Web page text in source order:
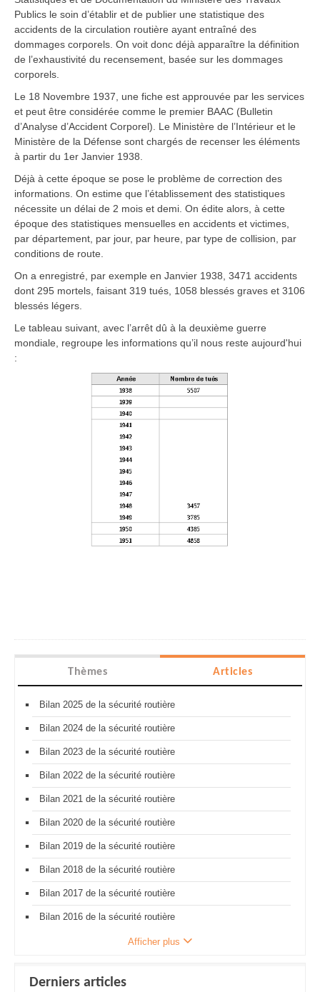
Publics le soin d’établir et de publier une statistique des
accidents de la circulation routière ayant entraîné des
dommages corporels. On voit donc déjà apparaître la définition
de l’exhaustivité du recensement, basée sur les dommages
corporels.
Le 18 Novembre 1937, une fiche est approuvée par les services
et peut être considérée comme le premier BAAC (Bulletin
d’Analyse d’Accident Corporel). Le Ministère de l’Intérieur et le
Ministère de la Défense sont chargés de recenser les éléments
à partir du 1er Janvier 1938.
Déjà à cette époque se pose le problème de correction des
informations. On estime que l’établissement des statistiques
nécessite un délai de 2 mois et demi. On édite alors, à cette
époque des statistiques mensuelles en accidents et victimes,
par département, par jour, par heure, par type de collision, par
conditions de route.
On a enregistré, par exemple en Janvier 1938, 3471 accidents
dont 295 mortels, faisant 319 tués, 1058 blessés graves et 3106
blessés légers.
Le tableau suivant, avec l’arrêt dû à la deuxième guerre
mondiale, regroupe les informations qu’il nous reste aujourd'hui
:
Thèmes Articles
Bilan 2025 de la sécurité routière
Bilan 2024 de la sécurité routière
Bilan 2023 de la sécurité routière
Bilan 2022 de la sécurité routière
Bilan 2021 de la sécurité routière
Bilan 2020 de la sécurité routière
Bilan 2019 de la sécurité routière
Bilan 2018 de la sécurité routière
Bilan 2017 de la sécurité routière
Bilan 2016 de la sécurité routière
Afficher plus
Derniers articles